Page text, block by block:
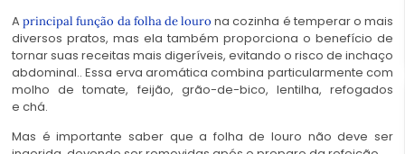
Aprincipal função dafolha de lourona cozinha é temperar o mais
diversos pratos, mas ela também proporciona o benefício de
tornar suas receitas mais digeríveis, evitando o risco de inchaço
abdominal.. Essa erva aromática combina particularmente com
molho de tomate, feijão, grão-de-bico, lentilha, refogados
e chá.
Mas é importante saber que a folhade louro não deve ser